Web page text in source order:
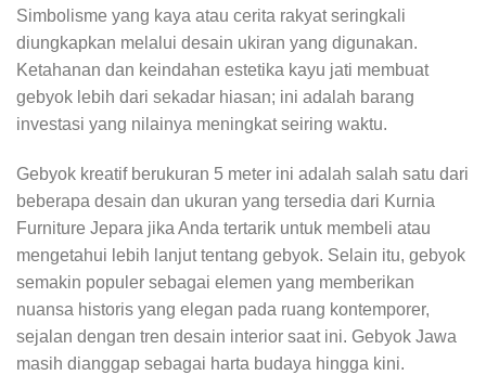
Simbolisme yang kaya atau cerita rakyat seringkali
diungkapkan melalui desain ukiran yang digunakan.
Ketahanan dan keindahan estetika kayu jati membuat
gebyok lebih dari sekadar hiasan; ini adalah barang
investasi yang nilainya meningkat seiring waktu.
Gebyok kreatif berukuran 5 meter ini adalah salah satu dari
beberapa desain dan ukuran yang tersedia dari Kurnia
Furniture Jepara jika Anda tertarik untuk membeli atau
mengetahui lebih lanjut tentang gebyok. Selain itu, gebyok
semakin populer sebagai elemen yang memberikan
nuansa historis yang elegan pada ruang kontemporer,
sejalan dengan tren desain interior saat ini. Gebyok Jawa
masih dianggap sebagai harta budaya hingga kini.